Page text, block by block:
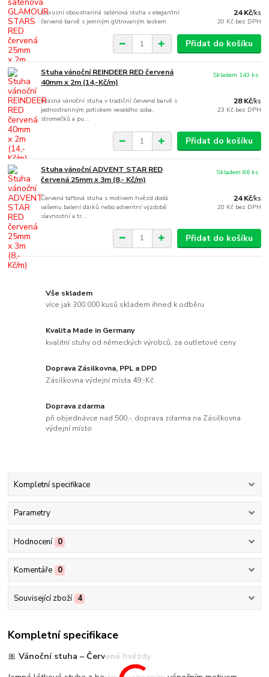
Luxusní oboustranná saténová stuha v elegantní
červené barvě s jemným glitrovaným leskem.
24 Kč/ks
20 Kč bez DPH
Přidat do košíku
Stuha vánoční REINDEER RED červená
40mm x 2m (14,-Kč/m)
Krásná vánoční stuha v tradiční červené barvě s
jednostranným potiskem veselého soba,
stromečků a pu...
28 Kč/ks
23 Kč bez DPH
Skladem 143 ks
Přidat do košíku
Stuha vánoční ADVENT STAR RED
červená 25mm x 3m (8,- Kč/m)
Červená taftová stuha s motivem hvězd dodá
vašemu balení dárků nebo adventní výzdobě
slavnostní a tr...
24 Kč/ks
20 Kč bez DPH
Skladem 86 ks
Přidat do košíku
Vše skladem
více jak 300.000 kusů skladem ihned k odběru
Kvalita Made in Germany
kvalitní stuhy od německých výrobců, za outletové ceny
Doprava Zásilkovna, PPL a DPD
Zásilkovna výdejní místa 49,-Kč
Doprava zdarma
při objednávce nad 500,-, doprava zdarma na Zásilkovna
výdejní místo
Kompletní specifikace
Parametry
Hodnocení 0
Komentáře 0
Související zboží 4
Kompletní specifikace
🎀Vánoční stuha – Červené hvězdy